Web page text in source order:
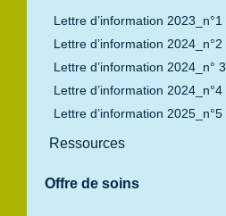
Lettre d’information 2023_n°1
Lettre d’information 2024_n°2
Lettre d’information 2024_n° 3
Lettre d’information 2024_n°4
Lettre d’information 2025_n°5
Ressources
Offre de soins